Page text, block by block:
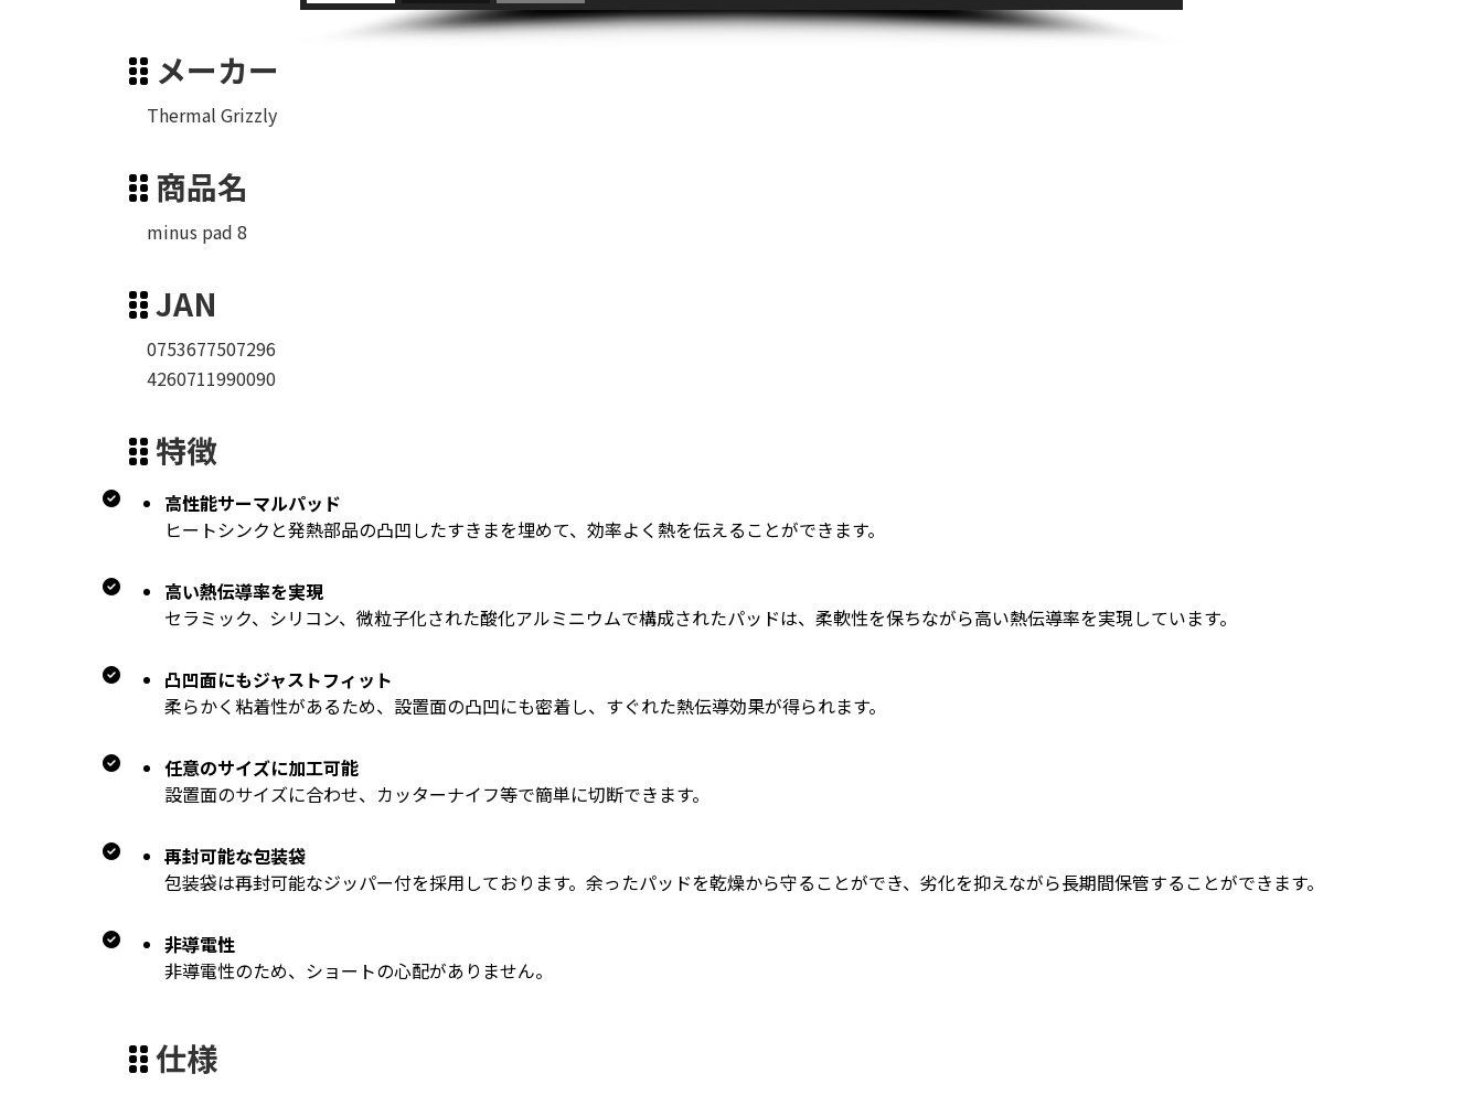
メーカー
Thermal Grizzly
商品名
minus pad 8
JAN
0753677507296
4260711990090
特徴
高性能サーマルパッド
ヒートシンクと発熱部品の凸凹したすきまを埋めて、効率よく熱を伝えることができます。
高い熱伝導率を実現
セラミック、シリコン、微粒子化された酸化アルミニウムで構成されたパッドは、柔軟性を保ちながら高い熱伝導率を実現しています。
凸凹面にもジャストフィット
柔らかく粘着性があるため、設置面の凸凹にも密着し、すぐれた熱伝導効果が得られます。
任意のサイズに加工可能
設置面のサイズに合わせ、カッターナイフ等で簡単に切断できます。
再封可能な包装袋
包装袋は再封可能なジッパー付を採用しております。余ったパッドを乾燥から守ることができ、劣化を抑えながら長期間保管することができます。
非導電性
非導電性のため、ショートの心配がありません。
仕様